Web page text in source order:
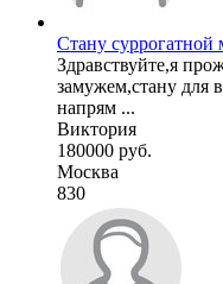
Стану суррогатной
Здравствуйте,я
замужем,стану для
напрям ...
Виктория
180000 руб.
Москва
830